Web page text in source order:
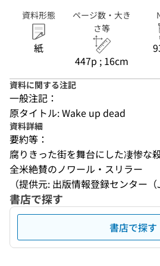
資料形態
紙
ページ数・大き
さ等
447p ; 16cm
資料に関する注記
一般注記：
原タイトル: Wake up dead
資料詳細
要約等：
腐りきった街を舞台にした凄惨
全米絶賛のノワール・スリラー
（提供元: 出版情報登録センター（
書店で探す
書店で探す